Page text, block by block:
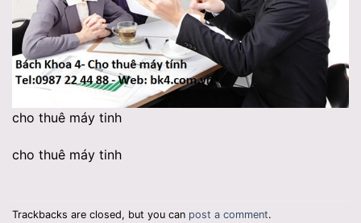
cho thuê máy tinh
cho thuê máy tinh
Trackbacks are closed, but you can post a comment.